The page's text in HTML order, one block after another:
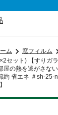
ム
窓フィルム
セット) 【すりガ
屋の熱を逃がさな
約 省エネ ＃sh-